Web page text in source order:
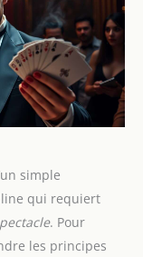
simple
qui requiert
. Pour
les principes